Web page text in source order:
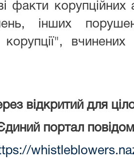
факти
інших
корупції", вчинених
відкритий для
портал